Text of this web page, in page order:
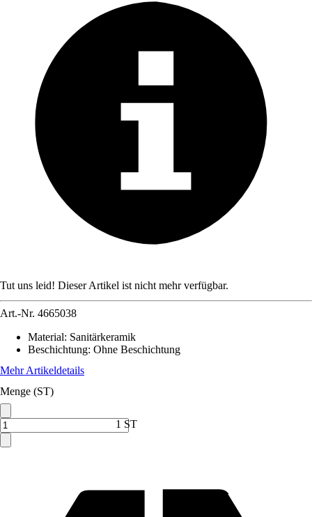
Tut uns leid! Dieser Artikel ist nicht mehr verfügbar.
Art.-Nr. 4665038
Material: Sanitärkeramik
Beschichtung: Ohne Beschichtung
Mehr Artikeldetails
Menge (ST)
1 ST